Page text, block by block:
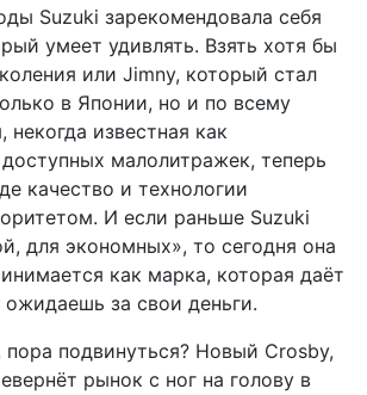
Suzuki зарекомендовала себя
умеет удивлять. Взять хотя бы
или Jimny, который стал
в Японии, но и по всему
известная как
малолитражек, теперь
качество и технологии
И если раньше Suzuki
для экономных», то сегодня она
как марка, которая даёт
за свои деньги.
пора подвинуться? Новый Crosby,
рынок с ног на голову в